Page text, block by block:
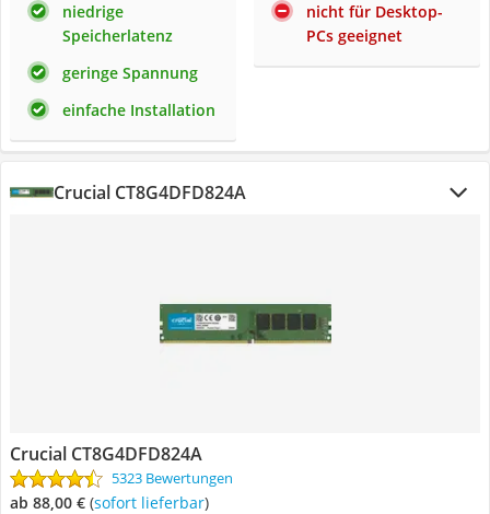
niedrige
Speicherlatenz
geringe Spannung
einfache Installation
nicht für Desktop-
PCs geeignet
Crucial CT8G4DFD824A
Crucial CT8G4DFD824A
5323 Bewertungen
ab 88,00 € ( Sofort lieferbar)